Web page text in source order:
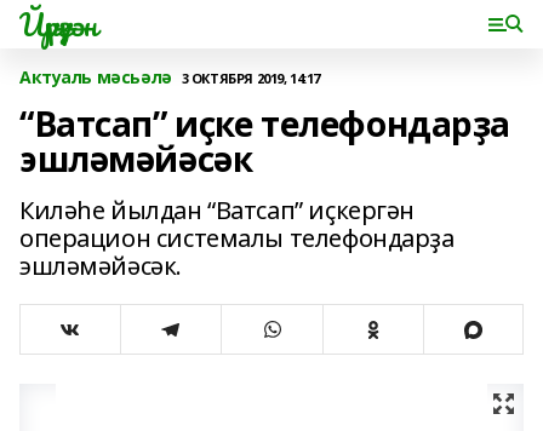
Йүрүҙән
Актуаль мәсьәлә 3 ОКТЯБРЯ 2019, 14:17
“Ватсап” иҫке телефондарҙа
эшләмәйәсәк
Киләһе йылдан “Ватсап” иҫкергән
операцион системалы телефондарҙа
эшләмәйәсәк.